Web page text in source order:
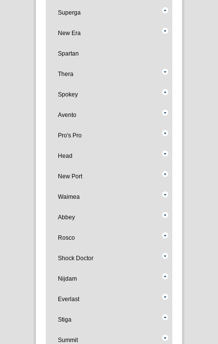
Superga
New Era
Spartan
Thera
Spokey
Avento
Pro's Pro
Head
New Port
Waimea
Abbey
Rosco
Shock Doctor
Nijdam
Everlast
Stiga
Summit